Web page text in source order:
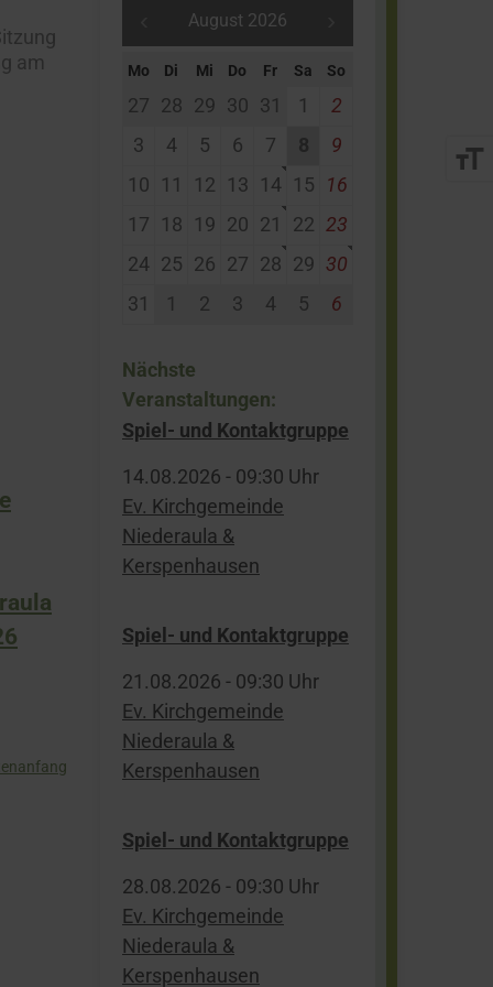
am
format_size
08.00 Uhr - 13.00 Uhr
14.00 Uhr - 16.00 Uhr
Freitag
08.00 Uhr - 13.00 Uhr
Das Bürgerbüro ist
durchgehend geöffnet.
BIC:HELADEF1HER
Volksbank Mittelhessen
eG
IBAN: DE29 5139 0000
0054 8351 08
BIC:VBMHDE5FXXX
VR-Bank Nordrhön eG
0007 1245 11
August 2026
Mo Di Mi Do Fr Sa So
27 28 29 30 31 1
2
3
4 5 6 7 8
9
10
11 12 13 14 15
16
17
18 19 20 21 22 23
24 25 26 27 28 29 30
31
1 2 3 4 5 6
Nächste
Veranstaltungen:
Spiel- und Kontaktgruppe
14.​08.​2026 - 09:30 Uhr
Ev. Kirchgemeinde
Niederaula &
Kerspenhausen
Spiel- und Kontaktgruppe
21.​08.​2026 - 09:30 Uhr
Ev. Kirchgemeinde
Niederaula &
Kerspenhausen
Spiel- und Kontaktgruppe
28.​08.​2026 - 09:30 Uhr
Ev. Kirchgemeinde
Niederaula &
Kerspenhausen